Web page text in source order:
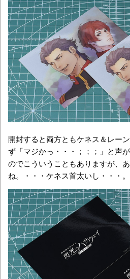
開封すると両方ともケネス＆レー
ず「マジかっ・・・；；；」と声
のでこういうこともありますが、
ね。・・・ケネス首太いし・・・。